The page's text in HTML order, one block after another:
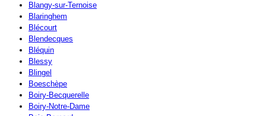
Blangy-sur-Ternoise
Blaringhem
Blécourt
Blendecques
Bléquin
Blessy
Blingel
Boeschèpe
Boiry-Becquerelle
Boiry-Notre-Dame